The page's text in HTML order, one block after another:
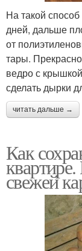
На такой
дней, дальше
от
тары.
ведро с
сделать дырки
читать дальше →
Как
свежей